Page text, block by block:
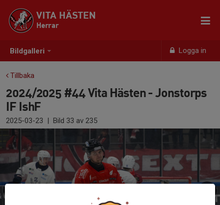
Bildgalleri Logga in
VITA HÄSTEN
Herrar
Tillbaka
2024/2025 #44 Vita Hästen - Jonstorps
IF IshF
2025-03-23 | Bild 33 av 235